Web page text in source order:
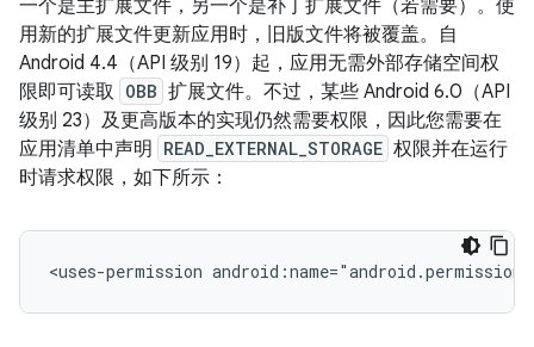
一个是主扩展文件，另一个是补丁扩展文件（若需要）。使
用新的扩展文件更新应用时，旧版文件将被覆盖。自
Android 4.4（API 级别 19）起，应用无需外部存储空间权
限即可读取 OBB 扩展文件。不过，某些 Android 6.0（API
级别 23）及更高版本的实现仍然需要权限，因此您需要在
应用清单中声明
READ_EXTERNAL_STORAGE 权限并在运行
时请求权限，如下所示：
<uses-permission